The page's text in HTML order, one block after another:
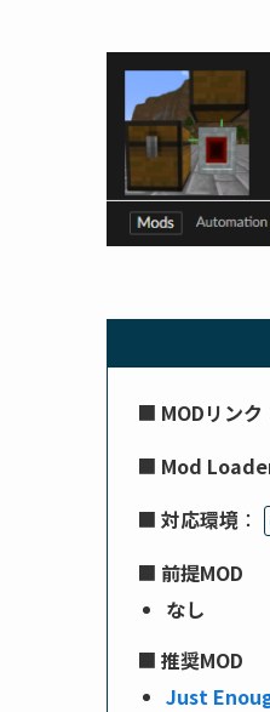
■ MODリンク
■ Mod
■ 対応環境 ：
■ 前提MOD
なし
■ 推奨MOD
Just